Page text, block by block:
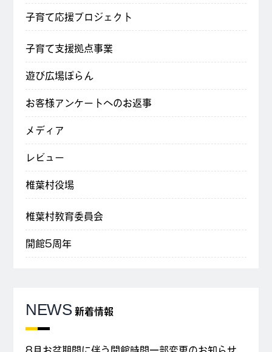
子育て応援プロジェクト
子育て支援拠点事業
遊び広場ぽらん
お客様アンケートへのお返事
メディア
レビュー
椎葉村役場
椎葉村教育委員会
開館5周年
NEWS 新着情報